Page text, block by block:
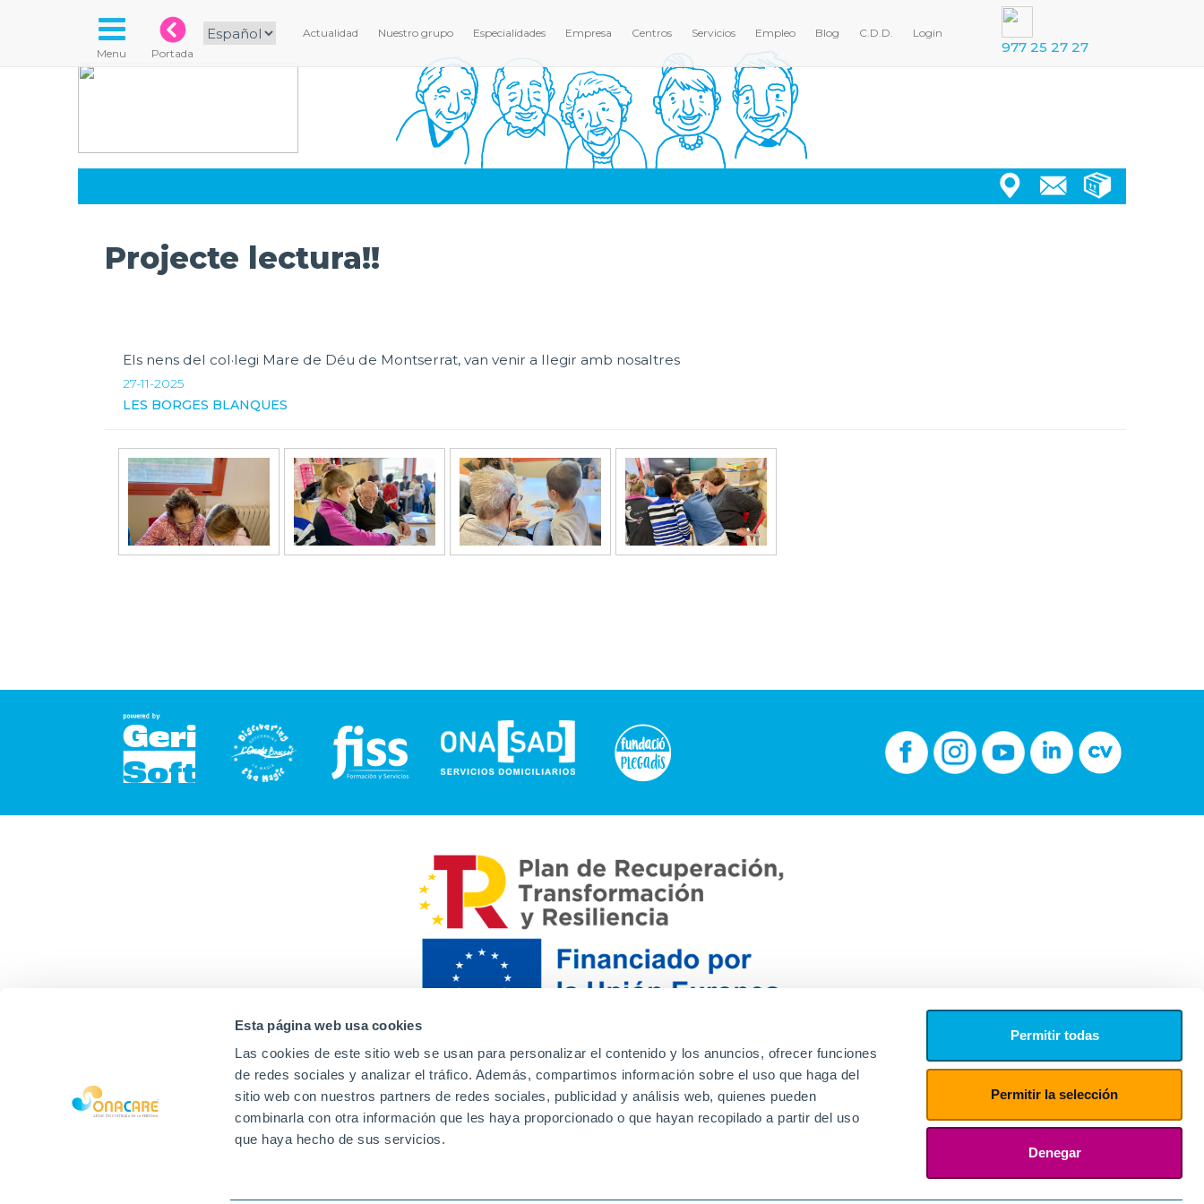
Esta página web usa cookies
Las cookies de este sitio web se usan para personalizar el contenido y los anuncios, ofrecer funciones
de redes sociales y analizar el tráfico. Además, compartimos información sobre el uso que haga del
sitio web con nuestros partners de redes sociales, publicidad y análisis web, quienes pueden
combinarla con otra información que les haya proporcionado o que hayan recopilado a partir del uso
que haya hecho de sus servicios.
Permitir todas
Permitir la selección
Denegar
Actualidad Nuestro grupo Especialidades Empresa Centros Servicios Empleo Blog C.D.D. Login
977 25 27 27
Menu Portada
Projecte lectura!!
Els nens del col·legi Mare de Déu de Montserrat, van venir a llegir amb nosaltres
27-11-2025
LES BORGES BLANQUES
Contacto Canal de denuncias Envia tu CV
Proveedores
Aviso Legal